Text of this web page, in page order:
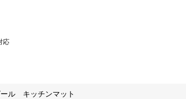
ル キッチンマット